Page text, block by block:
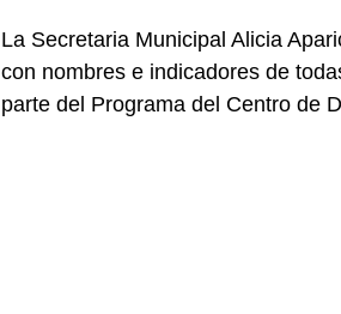
La Secretaria Municipal Alicia
con nombres e indicadores de
parte del Programa del Centro de